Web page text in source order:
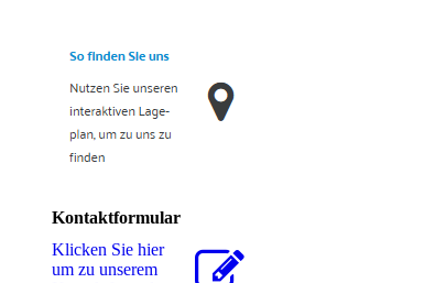
Kontaktformular
Klicken Sie hier
um zu unserem